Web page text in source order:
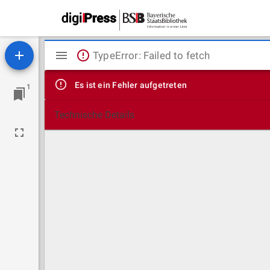
1
Mirador
Viewer
TypeError: Failed to fetch
Es ist ein Fehler aufgetreten
Technische Details